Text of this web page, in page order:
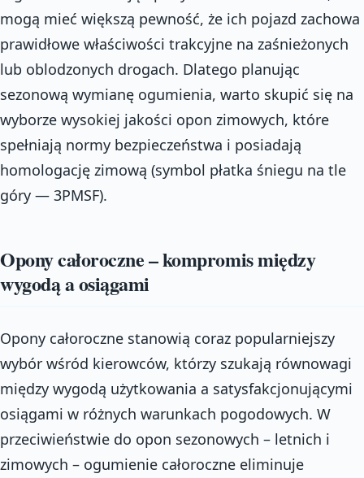
mogą mieć większą pewność, że ich pojazd zachowa
prawidłowe właściwości trakcyjne na zaśnieżonych
lub oblodzonych drogach. Dlatego planując
sezonową wymianę ogumienia, warto skupić się na
wyborze wysokiej jakości opon zimowych, które
spełniają normy bezpieczeństwa i posiadają
homologację zimową (symbol płatka śniegu na tle
góry — 3PMSF).
Opony całoroczne – kompromis między
wygodą a osiągami
Opony całoroczne stanowią coraz popularniejszy
wybór wśród kierowców, którzy szukają równowagi
między wygodą użytkowania a satysfakcjonującymi
osiągami w różnych warunkach pogodowych. W
przeciwieństwie do opon sezonowych – letnich i
zimowych – ogumienie całoroczne eliminuje